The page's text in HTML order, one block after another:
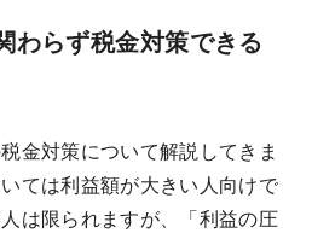
わらず税金対策できる
金対策について解説してきま
ては利益額が大きい人向けで
は限られますが、「利益の圧